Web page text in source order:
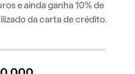
e ainda ganha 10% de
da carta de crédito.